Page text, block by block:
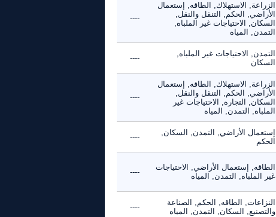
الزراعة, الاستهلاك, الطاقه, إستعمال
الأراضي, الحكم, التنقل والنقل,
السكان, الاحتياجات غير الملباه,
التمدن, المياه
----
التمدن, الاحتياجات غير الملباه,
السكان
----
الزراعة, الاستهلاك, الطاقه, إستعمال
الأراضي, الحكم, التنقل والنقل,
السكان, التجاره, الاحتياجات غير
الملباه, التمدن, المياه
----
إستعمال الأراضي, التمدن, السكان,
الحكم
----
الطاقه, إستعمال الأراضي, الاحتياجات
غير الملباه, التمدن, المياه
----
النزاعات, الطاقه, الحكم, الصناعة
والتصنيع, السكان, التمدن, المياه
----